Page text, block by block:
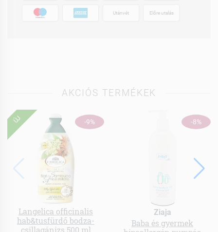
Utánvét Előre utalás
AKCIÓS TERMÉKEK
-9%
ÚJ
Langelica officinalis
hab&tusfürdő bodza-
csillagánizs 500 ml
-8%
Ziaja
Baba és gyermek